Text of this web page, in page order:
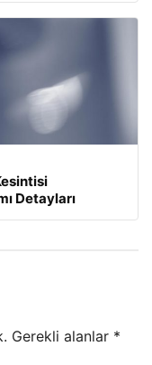
Detayları
Gerekli alanlar *